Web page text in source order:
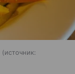
источник: